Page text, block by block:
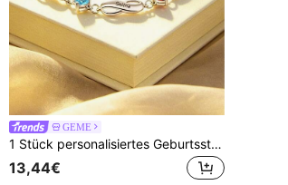
GEME
1 Stück personalisiertes Geburtsstein-Armband für die Familie, Silberfarbe Kette, Muttertags-Geschenk, Geschenk für sie, Damenschmuck, Silberschmuck, DIY-Schmuck, Schmuck für sie, ideales Geschenk zum Geburtstag, Jahrestag, perfektes Geschenk für Frauen, Mädchen, Ehefrau, geeignet für Date, Party, Alltag, Verlobung, Hochzeit, Brautschmuck, auch ein tolles Geburtstagsgeschenk für Mutter, Großmutter, Freundin, Ehefrau
13,44€